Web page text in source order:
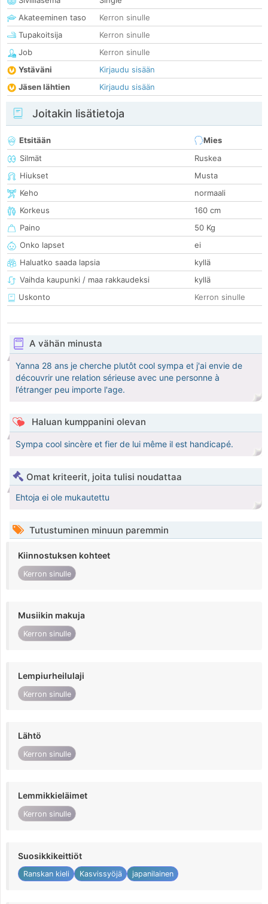
Akateeminen taso
Kerron sinulle
Tupakoitsija
Kerron sinulle
Job
Kerron sinulle
Ystäväni
Kirjaudu sisään
Jäsen lähtien
Kirjaudu sisään
Joitakin lisätietoja
Etsitään
Mies
Silmät
Ruskea
Hiukset
Musta
Keho
normaali
Korkeus
160 cm
Paino
50 Kg
Onko lapset
ei
Haluatko saada lapsia
kyllä
Vaihda kaupunki / maa rakkaudeksi
kyllä
Uskonto
Kerron sinulle
A vähän minusta
Yanna 28 ans je cherche plutôt cool sympa et j'ai envie de
découvrir une relation sérieuse avec une personne à
l’étranger peu importe l'age.
Haluan kumppanini olevan
Sympa cool sincère et fier de lui même il est handicapé.
Omat kriteerit, joita tulisi noudattaa
Ehtoja ei ole mukautettu
Tutustuminen minuun paremmin
Kiinnostuksen kohteet
Kerron sinulle
Musiikin makuja
Kerron sinulle
Lempiurheilulaji
Kerron sinulle
Lähtö
Kerron sinulle
Lemmikkieläimet
Kerron sinulle
Suosikkikeittiöt
Ranskan kieli Kasvissyöjä japanilainen